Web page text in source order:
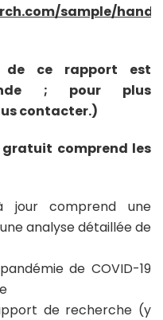
sample/hand-
de ce rapport est
; pour plus
contacter.)
comprend les
jour comprend une
analyse détaillée de
de COVID-19
de recherche (y